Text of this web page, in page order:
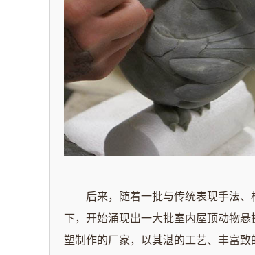
后来，随着一批与传统表现手法、
下，开始涌现出一大批室内屋顶动物悬
塑制作的厂家，以其湛的工艺、丰富致